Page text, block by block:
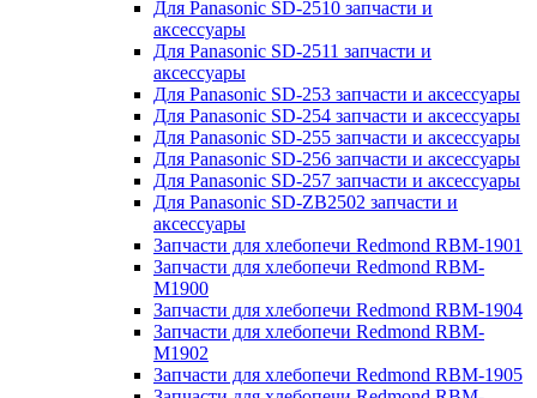
Для Panasonic SD-2510 запчасти и
аксессуары
Для Panasonic SD-2511 запчасти и
аксессуары
Для Panasonic SD-253 запчасти и аксессуары
Для Panasonic SD-254 запчасти и аксессуары
Для Panasonic SD-255 запчасти и аксессуары
Для Panasonic SD-256 запчасти и аксессуары
Для Panasonic SD-257 запчасти и аксессуары
Для Panasonic SD-ZB2502 запчасти и
аксессуары
Запчасти для хлебопечи Redmond RBM-1901
Запчасти для хлебопечи Redmond RBM-
M1900
Запчасти для хлебопечи Redmond RBM-1904
Запчасти для хлебопечи Redmond RBM-
M1902
Запчасти для хлебопечи Redmond RBM-1905